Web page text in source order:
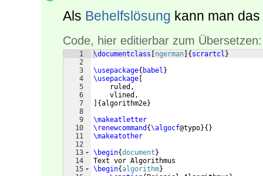
Als Behelfslösung kann man
Code, hier editierbar zum Übersetzen:
1
2
3
4
5
6
7
8
9
10
11
12
13
14
15
\documentclass ngerman { scrartcl }
\usepackage{ babel }
\usepackage
    ruled,
    vlined,
{algorithm2e}
\makeatletter
\renewcommand {\algocf@typo}{ }
\makeatother
\begin{document }
Text vor Algorithmus
\begin{algorithm}